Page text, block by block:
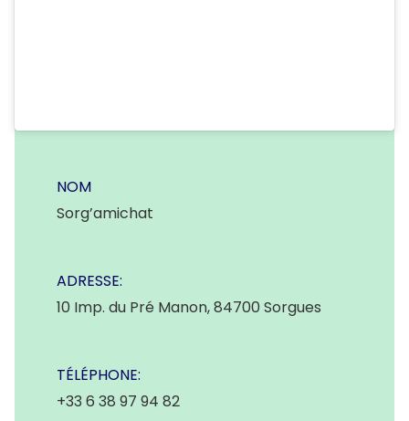
NOM
Sorg’amichat
ADRESSE:
10 Imp. du Pré Manon, 84700 Sorgues
TÉLÉPHONE:
+33 6 38 97 94 82